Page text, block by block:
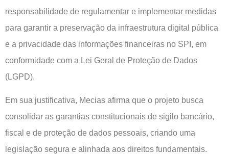
responsabilidade de regulamentar e implementar medidas
para garantir a preservação da infraestrutura digital pública
e a privacidade das informações financeiras no SPI, em
conformidade com a Lei Geral de Proteção de Dados
(LGPD).
Em sua justificativa, Mecias afirma que o projeto busca
consolidar as garantias constitucionais de sigilo bancário,
fiscal e de proteção de dados pessoais, criando uma
legislação segura e alinhada aos direitos fundamentais.